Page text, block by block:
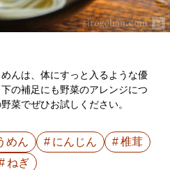
んは、体にすっと入るような優
の補足にも野菜のアレンジにつ
菜でぜひお試しください。
めん にんじん
椎茸
ねぎ